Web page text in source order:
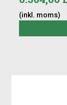
(inkl. moms)